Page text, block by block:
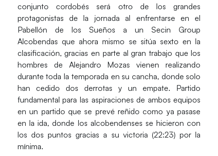
conjunto cordobés será otro de los grandes
protagonistas de la jornada al enfrentarse en el
Pabellón de los Sueños a un Secin Group
Alcobendas que ahora mismo se sitúa sexto en la
clasificación, gracias en parte al gran trabajo que los
hombres de Alejandro Mozas vienen realizando
durante toda la temporada en su cancha, donde solo
han cedido dos derrotas y un empate. Partido
fundamental para las aspiraciones de ambos equipos
en un partido que se prevé reñido como ya pasase
en la ida, donde los alcobendenses se hicieron con
los dos puntos gracias a su victoria (22:23) por la
mínima.